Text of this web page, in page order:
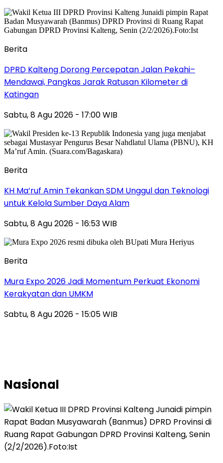
Berita
DPRD Kalteng Dorong Percepatan Jalan Pekahi–
Mendawai, Pangkas Jarak Ratusan Kilometer di
Katingan
Sabtu, 8 Agu 2026 - 17:00 WIB
Berita
KH Ma’ruf Amin Tekankan SDM Unggul dan Teknologi
untuk Kelola Sumber Daya Alam
Sabtu, 8 Agu 2026 - 16:53 WIB
Berita
Mura Expo 2026 Jadi Momentum Perkuat Ekonomi
Kerakyatan dan UMKM
Sabtu, 8 Agu 2026 - 15:05 WIB
Nasional